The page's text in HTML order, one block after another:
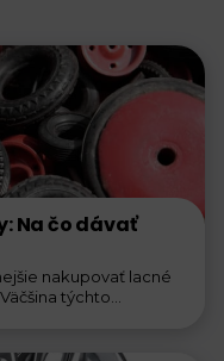
Na čo dávať
nakupovať lacné
týchto